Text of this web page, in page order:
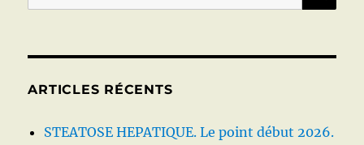
pour :
ARTICLES RÉCENTS
STEATOSE HEPATIQUE. Le point début 2026.